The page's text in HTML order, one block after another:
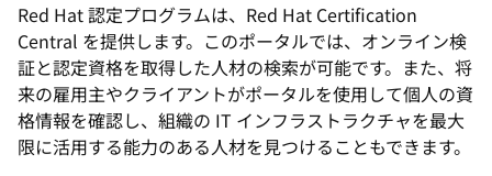
Red Hat 認定プログラムは、Red Hat Certification
Central を提供します。このポータルでは、オンライン検
証と認定資格を取得した人材の検索が可能です。また、将
来の雇用主やクライアントがポータルを使用して個人の資
格情報を確認し、組織の IT インフラストラクチャを最大
限に活用する能力のある人材を見つけることもできます。